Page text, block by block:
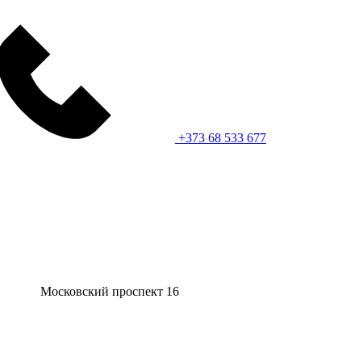
+373 68 533 677
Московский проспект 16